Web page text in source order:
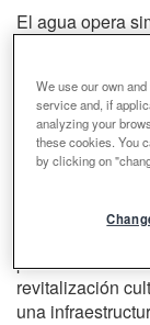
El agua opera
adaptativo.
estáticas a
moldeados por
presiones
proyectos
donde la
público
revitalización
una
We use our own
service and, if
analyzing your
these cookies. You
by clicking on